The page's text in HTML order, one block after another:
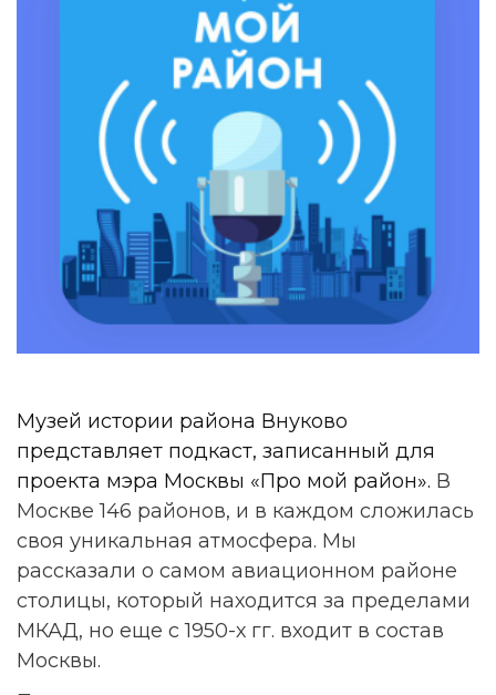
Музей истории района Внуково
представляет подкаст, записанный для
проекта мэра Москвы «Про мой район». В
Москве 146 районов, и в каждом сложилась
своя уникальная атмосфера. Мы
рассказали о самом авиационном районе
столицы, который находится за пределами
МКАД, но еще с 1950-х гг. входит в состав
Москвы.